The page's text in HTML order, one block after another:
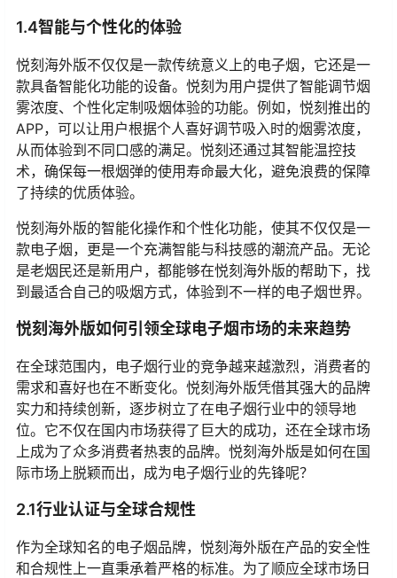
1.4智能与个性化的体验
悦刻海外版不仅仅是一款传统意义上的电子烟，它还是一
款具备智能化功能的设备。悦刻为用户提供了智能调节烟
雾浓度、个性化定制吸烟体验的功能。例如，悦刻推出的
APP，可以让用户根据个人喜好调节吸入时的烟雾浓度，
从而体验到不同口感的满足。悦刻还通过其智能温控技
术，确保每一根烟弹的使用寿命最大化，避免浪费的保障
了持续的优质体验。
悦刻海外版的智能化操作和个性化功能，使其不仅仅是一
款电子烟，更是一个充满智能与科技感的潮流产品。无论
是老烟民还是新用户，都能够在悦刻海外版的帮助下，找
到最适合自己的吸烟方式，体验到不一样的电子烟世界。
悦刻海外版如何引领全球电子烟市场的未来趋势
在全球范围内，电子烟行业的竞争越来越激烈，消费者的
需求和喜好也在不断变化。悦刻海外版凭借其强大的品牌
实力和持续创新，逐步树立了在电子烟行业中的领导地
位。它不仅在国内市场获得了巨大的成功，还在全球市场
上成为了众多消费者热衷的品牌。悦刻海外版是如何在国
际市场上脱颖而出，成为电子烟行业的先锋呢？
2.1行业认证与全球合规性
作为全球知名的电子烟品牌，悦刻海外版在产品的安全性
和合规性上一直秉承着严格的标准。为了顺应全球市场日